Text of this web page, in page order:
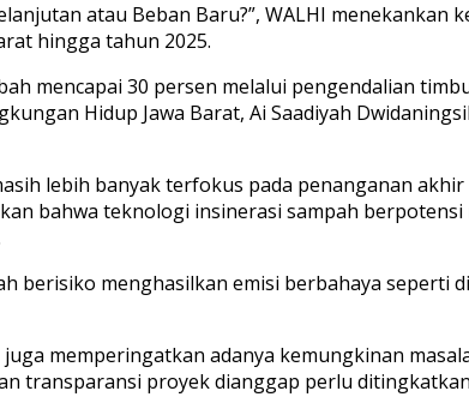
atau Beban Baru?”, WALHI
hingga tahun 2025.
mencapai 30 persen melalui pengendalian
Hidup Jawa Barat, Ai Saadiyah
lebih banyak terfokus pada penanganan
bahwa teknologi insinerasi sampah
berisiko menghasilkan emisi berbahaya seperti
memperingatkan adanya kemungkinan
transparansi proyek dianggap perlu